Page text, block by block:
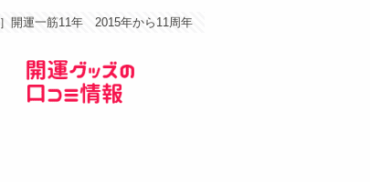
］開運一筋11年 2015年から11周年